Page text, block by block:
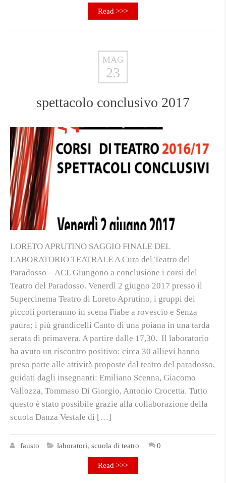
Read >>>
MAG
23
spettacolo conclusivo 2017
LORETO APRUTINO SAGGIO FINALE DEL
LABORATORIO TEATRALE A Cura del Teatro del
Paradosso – ACL Giungono a conclusione i corsi del
Teatro del Paradosso. Venerdì 2 giugno 2017 presso il
Supercinema Teatro di Loreto Aprutino, i gruppi dei
piccoli porteranno in scena Fiabe a rovescio e Senza
paura; i più grandicelli Canto di una poiana in una tarda
serata di primavera. A partire dalle 17,30. Il laboratorio
ha avuto un riscontro positivo: circa 30 allievi hanno
preso parte alle attività proposte dal teatro del paradosso,
guidati dagli insegnanti: Emiliano Scenna, Giacomo
Vallozza, Tommaso Di Giorgio, Antonio Crocetta. Tutto
questo è stato possibile grazie alla collaborazione della
scuola Danza Vestale di […]
fausto laboratori, scuola di teatro 0
Read >>>